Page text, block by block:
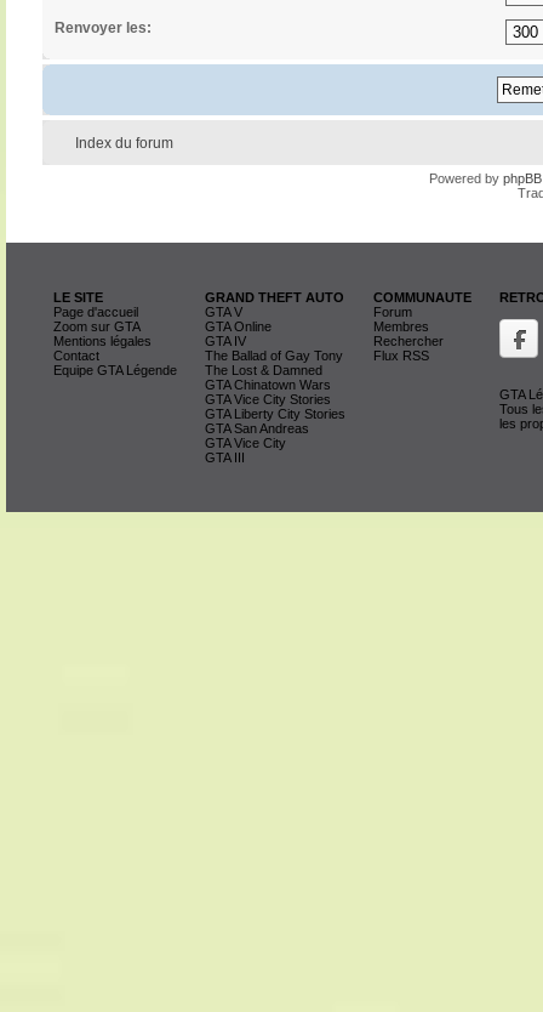
Renvoyer les:
Index du forum
Powered by phpBB
LE SITE
Page d'accueil
Zoom sur GTA
Mentions légales
Contact
Equipe GTA Légende
GRAND THEFT AUTO
GTA V
GTA Online
GTA IV
The Ballad of Gay Tony
The Lost & Damned
GTA Chinatown Wars
GTA Vice City Stories
GTA Liberty City Stories
GTA San Andreas
GTA Vice City
GTA III
COMMUNAUTE
Forum
Membres
Rechercher
Flux RSS
GTA
Tous
les